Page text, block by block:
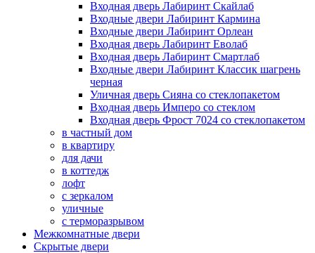
Входная дверь Лабиринт Скайлаб
Входные двери Лабиринт Кармина
Входные двери Лабиринт Орлеан
Входная дверь Лабиринт Еволаб
Входная дверь Лабиринт Смартлаб
Входные двери Лабиринт Классик шагрень
черная
Уличная дверь Сияна со стеклопакетом
Входная дверь Имперо со стеклом
Входная дверь Фрост 7024 со стеклопакетом
в частный дом
в квартиру
для дачи
в коттедж
лофт
с зеркалом
уличные
с терморазрывом
Межкомнатные двери
Скрытые двери